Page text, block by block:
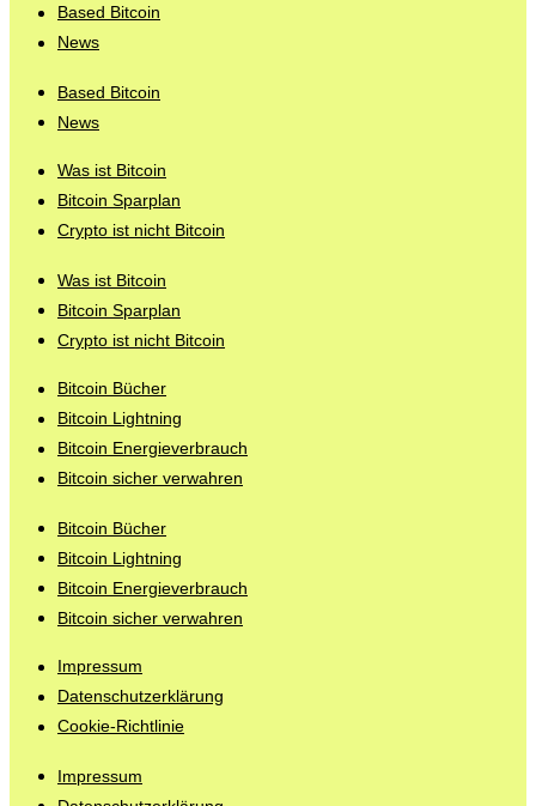
Based Bitcoin
News
Based Bitcoin
News
Was ist Bitcoin
Bitcoin Sparplan
Crypto ist nicht Bitcoin
Was ist Bitcoin
Bitcoin Sparplan
Crypto ist nicht Bitcoin
Bitcoin Bücher
Bitcoin Lightning
Bitcoin Energieverbrauch
Bitcoin sicher verwahren
Bitcoin Bücher
Bitcoin Lightning
Bitcoin Energieverbrauch
Bitcoin sicher verwahren
Impressum
Datenschutzerklärung
Cookie-Richtlinie
Impressum